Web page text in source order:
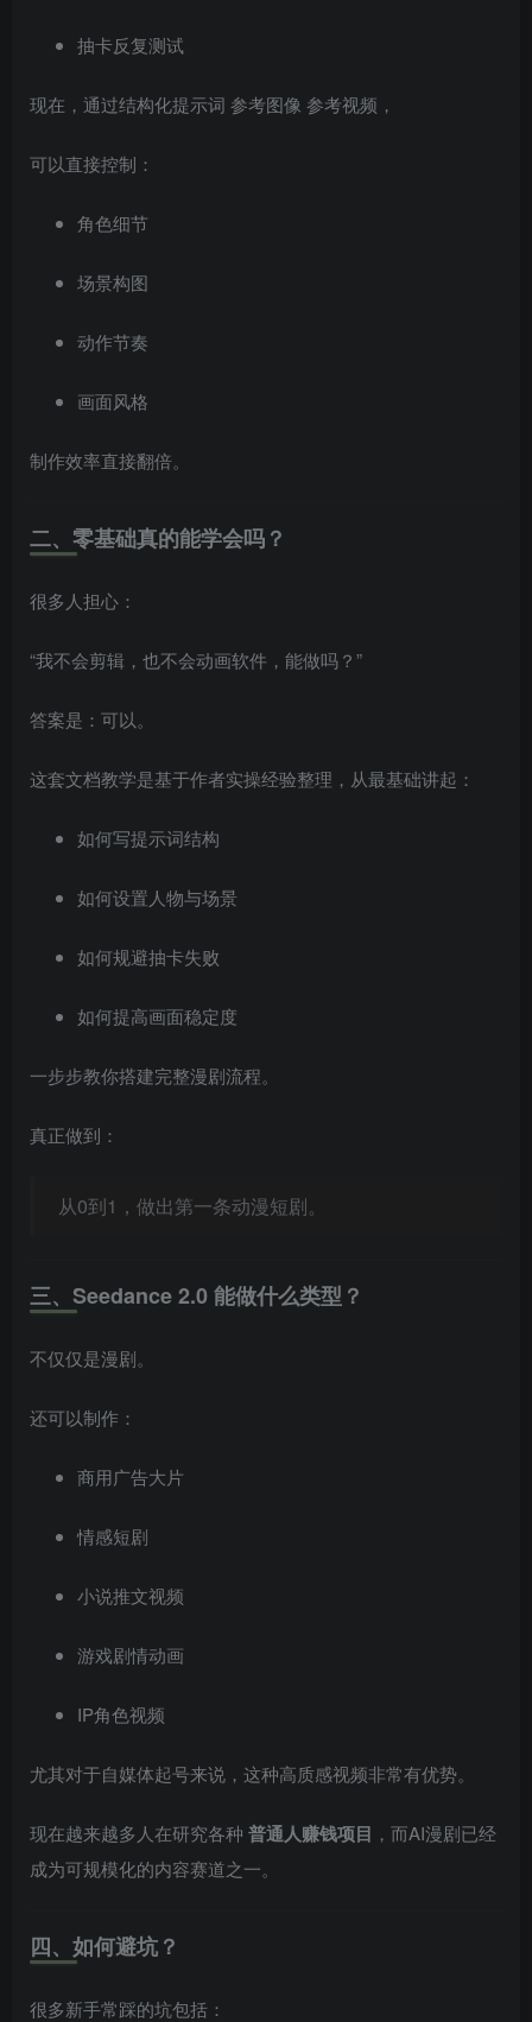
抽卡反复测试
现在，通过结构化提示词 参考图像 参考视频，
可以直接控制：
角色细节
场景构图
动作节奏
画面风格
制作效率直接翻倍。
二、零基础真的能学会吗？
很多人担心：
“我不会剪辑，也不会动画软件，能做吗？”
答案是：可以。
这套文档教学是基于作者实操经验整理，从最基础讲起：
如何写提示词结构
如何设置人物与场景
如何规避抽卡失败
如何提高画面稳定度
一步步教你搭建完整漫剧流程。
真正做到：
从0到1，做出第一条动漫短剧。
三、Seedance 2.0 能做什么类型？
不仅仅是漫剧。
还可以制作：
商用广告大片
情感短剧
小说推文视频
游戏剧情动画
IP角色视频
尤其对于自媒体起号来说，这种高质感视频非常有优势。
现在越来越多人在研究各种 普通人赚钱项目 ，而AI漫剧已经
成为可规模化的内容赛道之一。
四、如何避坑？
很多新手常踩的坑包括：